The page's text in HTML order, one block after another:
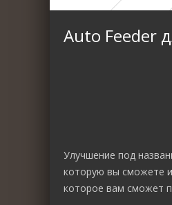
Auto Feeder
Улучшение под
которую вы сможете
которое вам сможет